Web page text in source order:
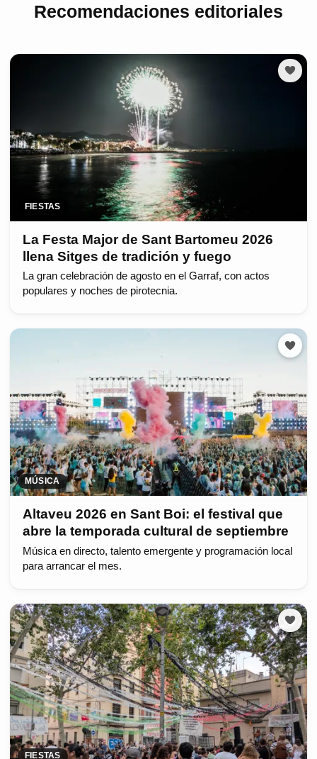
Recomendaciones editoriales
FIESTAS
La Festa Major de Sant Bartomeu 2026
llena Sitges de tradición y fuego
La gran celebración de agosto en el Garraf, con actos
populares y noches de pirotecnia.
MÚSICA
Altaveu 2026 en Sant Boi: el festival que
abre la temporada cultural de septiembre
Música en directo, talento emergente y programación local
para arrancar el mes.
FIESTAS